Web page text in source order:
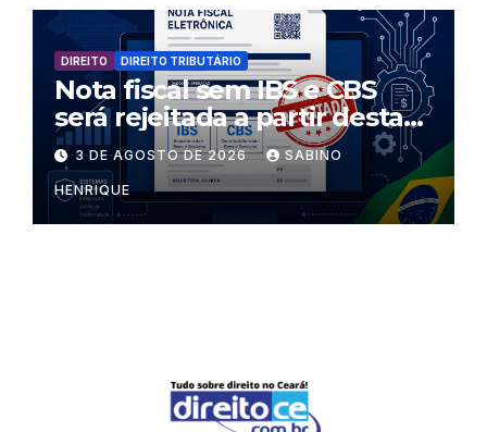
DIREITO DIREITO TRIBUTÁRIO
Nota fiscal sem IBS e CBS
será rejeitada a partir desta
segunda-feira
3 DE AGOSTO DE 2026 SABINO
HENRIQUE